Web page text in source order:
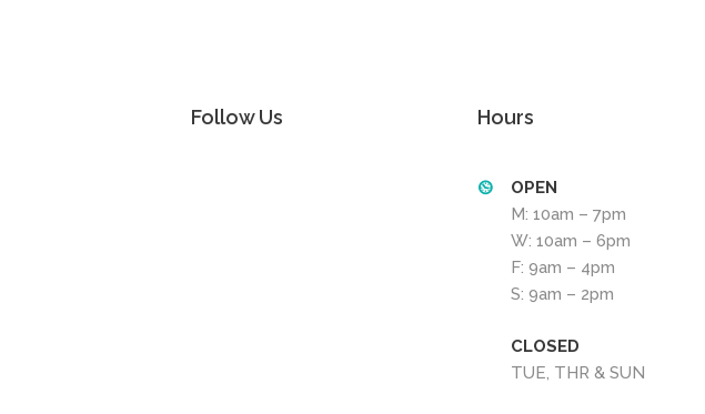
Follow Us Hours
OPEN
M: 10am – 7pm
W: 10am – 6pm
F: 9am – 4pm
S: 9am – 2pm
CLOSED
TUE, THR & SUN